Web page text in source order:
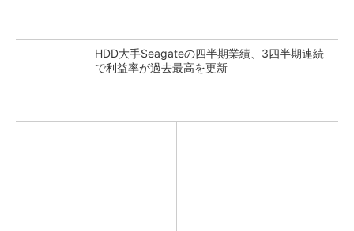
HDD大手Seagateの四半期業績、3四半期連続
で利益率が過去最高を更新